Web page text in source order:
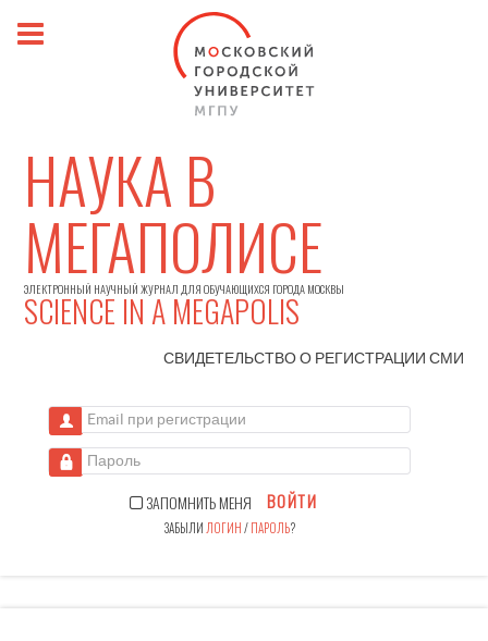
НАУКА В
МЕГАПОЛИСЕ
ЭЛЕКТРОННЫЙ НАУЧНЫЙ ЖУРНАЛ ДЛЯ ОБУЧАЮЩИХСЯ ГОРОДА МОСКВЫ
SCIENCE IN A MEGAPOLIS
СВИДЕТЕЛЬСТВО О РЕГИСТРАЦИИСМИ
Email при регистрации
Пароль
ЗАПОМНИТЬ МЕНЯ ВОЙТИ
ЗАБЫЛИ ЛОГИН/ПАРОЛЬ?